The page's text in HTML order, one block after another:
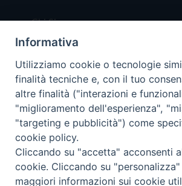
Chi Siamo
Redazione
Scrivici
Copyright © 2019 - Tutti i
Trentina Editrice
Informativa
Utilizziamo cookie o tecnologie
finalità tecniche e, con il tuo
altre finalità ("interazioni e
"miglioramento dell'esperienza",
"targeting e pubblicità") come
cookie policy.
Cliccando su "accetta" acconsenti
cookie. Cliccando su
maggiori informazioni sui cookie